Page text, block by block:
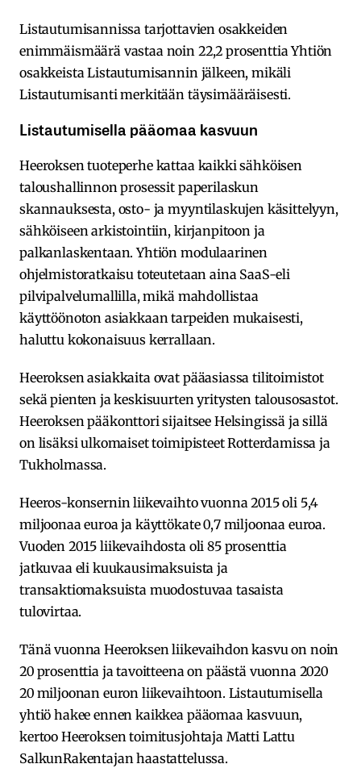
Listautumisannissa tarjottavien osakkeiden
enimmäismäärä vastaa noin 22,2 prosenttia Yhtiön
osakkeista Listautumisannin jälkeen, mikäli
Listautumisanti merkitään täysimääräisesti.
Listautumisella pääomaa kasvuun
Heeroksen tuoteperhe kattaa kaikki sähköisen
taloushallinnon prosessit paperilaskun
skannauksesta, osto- ja myyntilaskujen käsittelyyn,
sähköiseen arkistointiin, kirjanpitoon ja
palkanlaskentaan. Yhtiön modulaarinen
ohjelmistoratkaisu toteutetaan aina SaaS-eli
pilvipalvelumallilla, mikä mahdollistaa
käyttöönoton asiakkaan tarpeiden mukaisesti,
haluttu kokonaisuus kerrallaan.
Heeroksen asiakkaita ovat pääasiassa tilitoimistot
sekä pienten ja keskisuurten yritysten talousosastot.
Heeroksen pääkonttori sijaitsee Helsingissä ja sillä
on lisäksi ulkomaiset toimipisteet Rotterdamissa ja
Tukholmassa.
Heeros-konsernin liikevaihto vuonna 2015 oli 5,4
miljoonaa euroa ja käyttökate 0,7 miljoonaa euroa.
Vuoden 2015 liikevaihdosta oli 85 prosenttia
jatkuvaa eli kuukausimaksuista ja
transaktiomaksuista muodostuvaa tasaista
tulovirtaa.
Tänä vuonna Heeroksen liikevaihdon kasvu on noin
20 prosenttia ja tavoitteena on päästä vuonna 2020
20 miljoonan euron liikevaihtoon. Listautumisella
yhtiö hakee ennen kaikkea pääomaa kasvuun,
kertoo Heeroksen toimitusjohtaja Matti Lattu
SalkunRakentajan haastattelussa.